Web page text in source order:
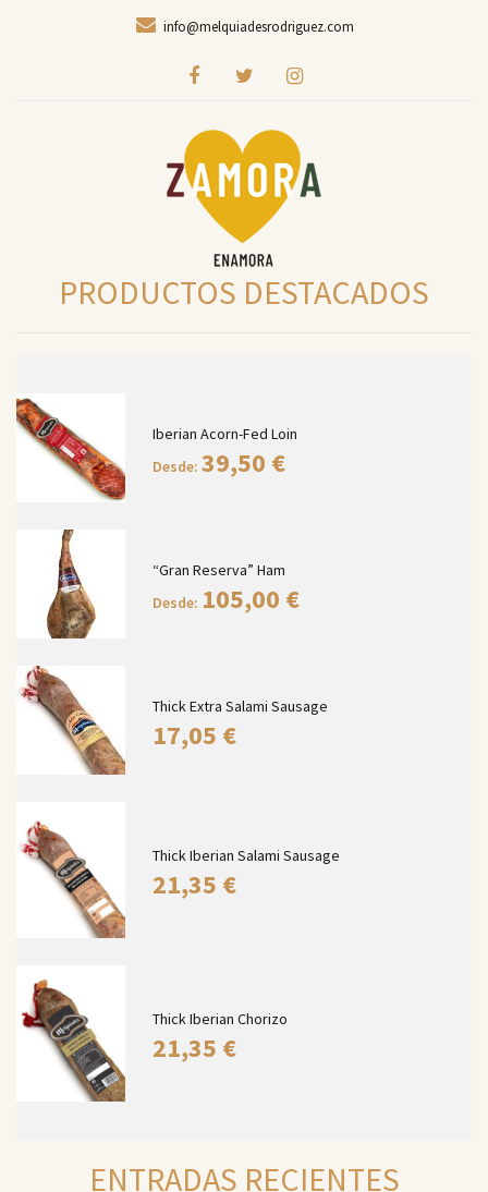
info@melquiadesrodriguez.com
PRODUCTOS DESTACADOS
Iberian Acorn-Fed Loin
Desde: 39,50 €
“Gran Reserva” Ham
Desde: 105,00 €
Thick Extra Salami Sausage
17,05 €
Thick Iberian Salami Sausage
21,35 €
Thick Iberian Chorizo
21,35 €
ENTRADAS RECIENTES